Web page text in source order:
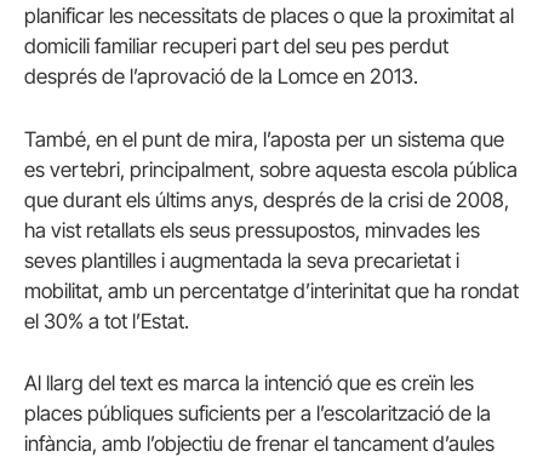
planificar les necessitats de places o que la proximitat al
domicili familiar recuperi part del seu pes perdut
després de l’aprovació de la Lomce en 2013.
També, en el punt de mira, l’aposta per un sistema que
es vertebri, principalment, sobre aquesta escola pública
que durant els últims anys, després de la crisi de 2008,
ha vist retallats els seus pressupostos, minvades les
seves plantilles i augmentada la seva precarietat i
mobilitat, amb un percentatge d’interinitat que ha rondat
el 30% a tot l’Estat.
Al llarg del text es marca la intenció que es creïn les
places públiques suficients per a l’escolarització de la
infància, amb l’objectiu de frenar el tancament d’aules